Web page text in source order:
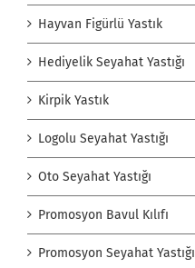
Hayvan Figürlü Yastık
Hediyelik Seyahat Yastığı
Kirpik Yastık
Logolu Seyahat Yastığı
Oto Seyahat Yastığı
Promosyon Bavul Kılıfı
Promosyon Seyahat Yastığı